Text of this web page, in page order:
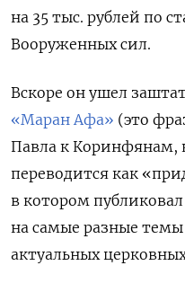
на 35 тыс. рублей по
Вооруженных сил.
Вскоре он ушел
«Маран Афа» (это
Павла к Коринфянам,
переводится как
в котором
на самые разные
актуальных